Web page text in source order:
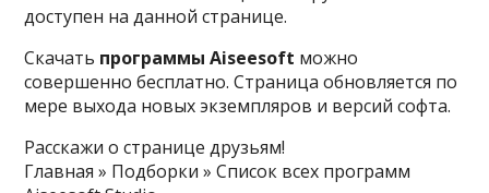
доступен на данной странице.
Скачать программы Aiseesoft можно
совершенно бесплатно. Страница обновляется по
мере выхода новых экземпляров и версий софта.
Расскажи о странице друзьям!
Главная » Подборки » Список всех программ